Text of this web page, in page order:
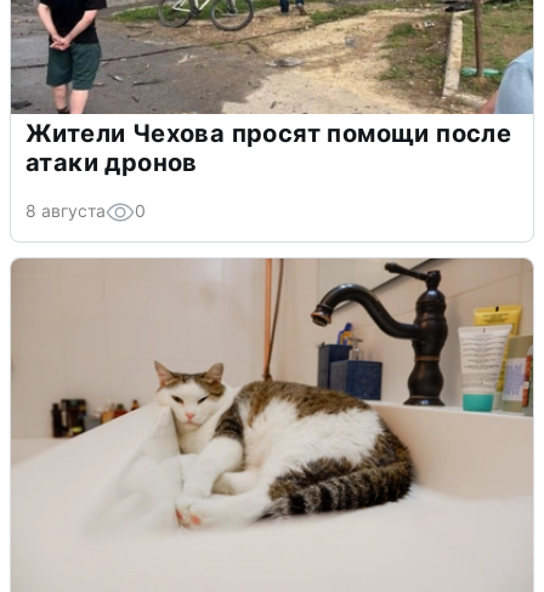
Жители Чехова просят помощи после
атаки дронов
8 августа 0